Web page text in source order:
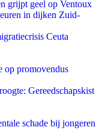
grijpt geel op Ventoux
in dijken Zuid-
Ceuta
op promovendus
Gereedschapskist
schade bij jongeren